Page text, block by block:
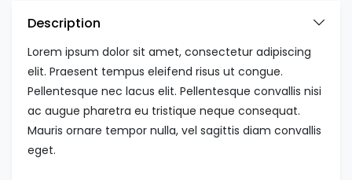
Description
Lorem ipsum dolor sit amet, consectetur adipiscing
elit. Praesent tempus eleifend risus ut congue.
Pellentesque nec lacus elit. Pellentesque convallis nisi
ac augue pharetra eu tristique neque consequat.
Mauris ornare tempor nulla, vel sagittis diam convallis
eget.